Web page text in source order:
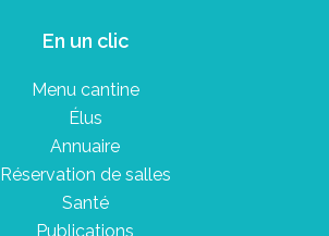
En un clic
Menu cantine
Élus
Annuaire
Réservation de salles
Santé
Publications